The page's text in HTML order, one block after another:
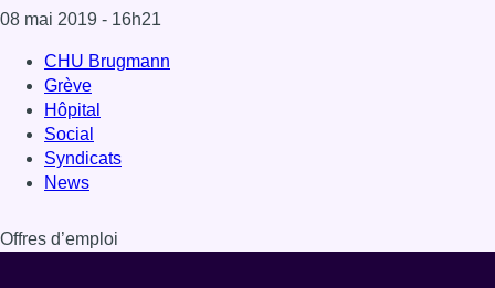
08 mai 2019 - 16h21
CHU Brugmann
Grève
Hôpital
Social
Syndicats
News
Offres d’emploi